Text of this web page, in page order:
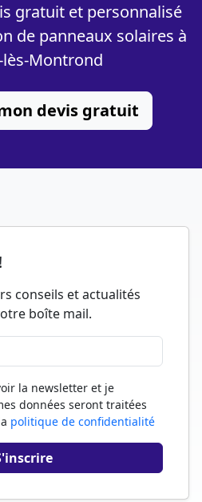
gratuit et personnalisé
de panneaux solaires à
lès-Montrond
devis gratuit
conseils et actualités
boîte mail.
la newsletter et je
données seront traitées
politique de confidentialité